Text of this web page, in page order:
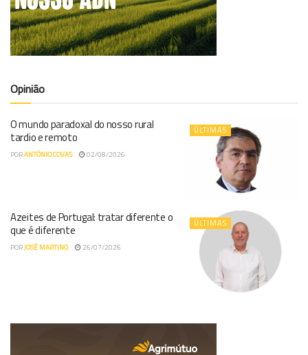
Opinião
ÚLTIMAS
O mundo paradoxal do nosso rural
tardio e remoto
PORANTÓNIO COVAS 02/08/2026
ÚLTIMAS
Azeites de Portugal: tratar diferente o
que é diferente
PORJOSÉ MARTINO 26/07/2026